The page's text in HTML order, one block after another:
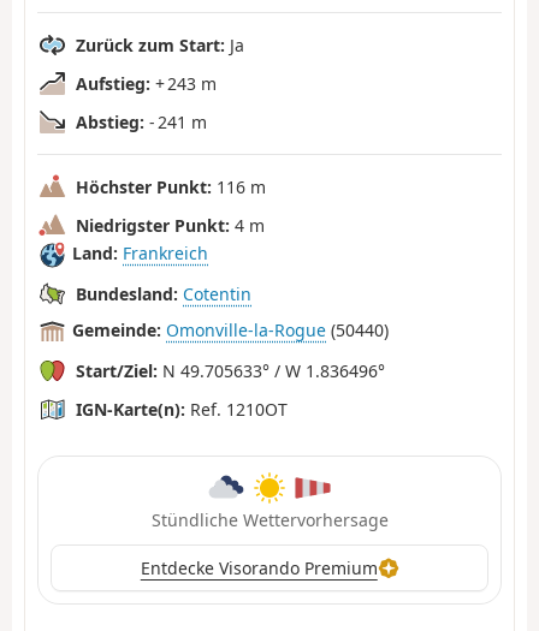
Zurück zum Start: Ja
Aufstieg: + 243 m
Abstieg: - 241 m
Höchster Punkt: 116 m
Niedrigster Punkt: 4 m
Land: Frankreich
Bundesland: Cotentin
Gemeinde: Omonville-la-Rogue (50440)
Start/Ziel: N 49.705633° / W 1.836496°
IGN-Karte(n): Ref. 1210OT
Stündliche Wettervorhersage
Entdecke Visorando Premium